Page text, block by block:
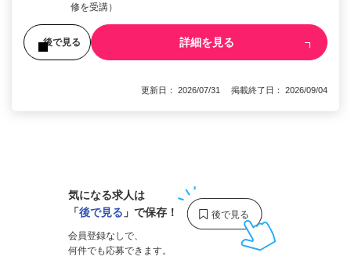
修を受講）
後で見る 詳細を見る
更新日： 2026/07/31 掲載終了日： 2026/09/04
気になる求人は
「後で見る 」で保存！
会員登録なしで、
何件でも応募できます。